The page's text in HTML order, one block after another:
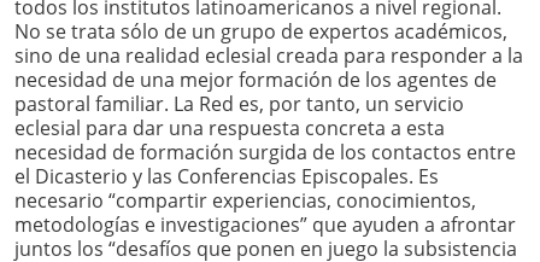
todos los institutos latinoamericanos a nivel regional.
No se trata sólo de un grupo de expertos académicos,
sino de una realidad eclesial creada para responder a la
necesidad de una mejor formación de los agentes de
pastoral familiar. La Red es, por tanto, un servicio
eclesial para dar una respuesta concreta a esta
necesidad de formación surgida de los contactos entre
el Dicasterio y las Conferencias Episcopales. Es
necesario “compartir experiencias, conocimientos,
metodologías e investigaciones” que ayuden a afrontar
juntos los “desafíos que ponen en juego la subsistencia